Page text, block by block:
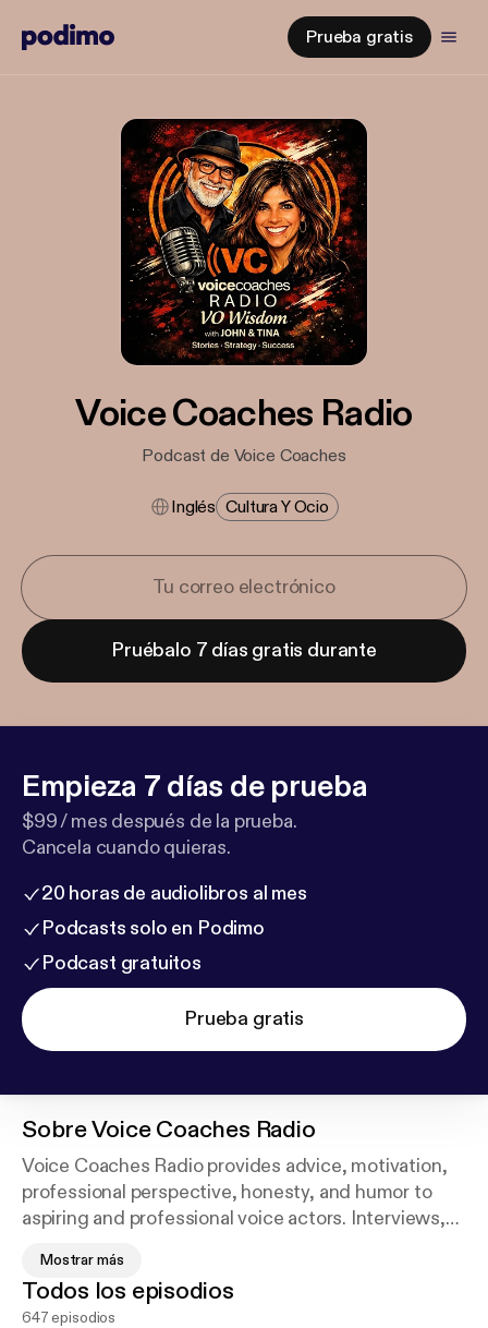
Prueba gratis
Voice Coaches Radio
Podcast de Voice Coaches
Inglés Cultura Y Ocio
Pruébalo 7 días gratis durante
Empieza 7 días de prueba
$99 / mes después de la prueba.
Cancela cuando quieras.
20 horas de audiolibros al mes
Podcasts solo en Podimo
Podcast gratuitos
Prueba gratis
SobreVoice Coaches Radio
Voice Coaches Radio provides advice, motivation,
professional perspective, honesty, and humor to
aspiring and professional voice actors. Interviews,
realistic expert advice, Voice Coaches radio is an
invaluable educational resource.
Mostrar más
Todos los episodios
647 episodios